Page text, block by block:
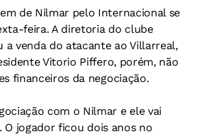
de Nilmar pelo Internacional se
feira. A diretoria do clube
a venda do atacante ao Villarreal,
Vitorio Piffero, porém, não
financeiros da negociação.
com o Nilmar e ele vai
O jogador ficou dois anos no